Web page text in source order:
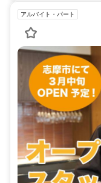
アルバイト・パート